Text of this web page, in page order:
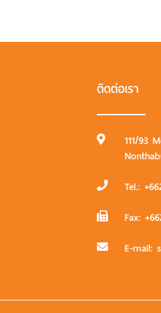
ติดต่อเรา
111/93
Tel.:
Fax:
E-mail: